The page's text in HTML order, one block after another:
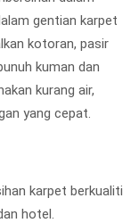
gentian karpet
kotoran, pasir
kuman dan
kurang air,
yang cepat.
karpet berkualiti
hotel.